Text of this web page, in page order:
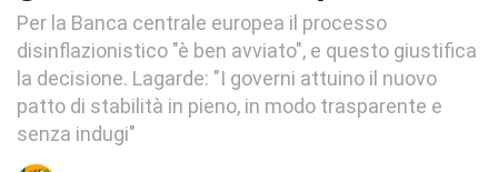
Per la Banca centrale europea il processo
disinflazionistico "è ben avviato", e questo giustifica
la decisione. Lagarde: "I governi attuino il nuovo
patto di stabilità in pieno, in modo trasparente e
senza indugi"